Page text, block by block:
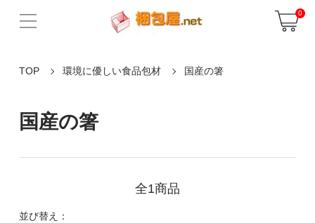
0
TOP 環境に優しい食品包材 国産の箸
国産の箸
全1商品
並び替え：